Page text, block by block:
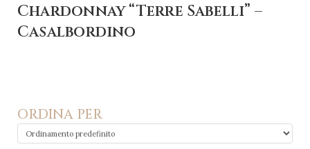
Chardonnay “Terre Sabelli” –
Casalbordino
ORDINA PER